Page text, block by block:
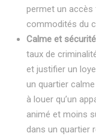
permet un
commodités du
Calme et
taux de
et justifier un
un quartier
à louer qu’un
animé et moins
dans un quartier